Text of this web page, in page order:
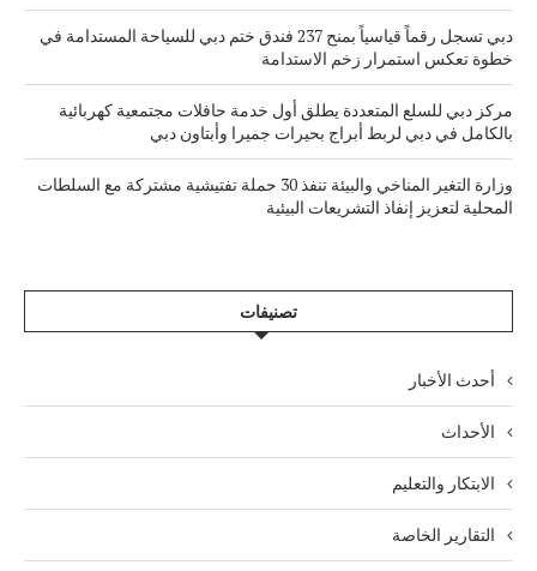
دبي تسجل رقماً قياسياً بمنح 237 فندق ختم دبي للسياحة المستدامة في
خطوة تعكس استمرار زخم الاستدامة
مركز دبي للسلع المتعددة يطلق أول خدمة حافلات مجتمعية كهربائية
بالكامل في دبي لربط أبراج بحيرات جميرا وأبتاون دبي
وزارة التغير المناخي والبيئة تنفذ 30 حملة تفتيشية مشتركة مع السلطات
المحلية لتعزيز إنفاذ التشريعات البيئية
تصنيفات
أحدث الأخبار
الأحداث
الابتكار والتعليم
التقارير الخاصة